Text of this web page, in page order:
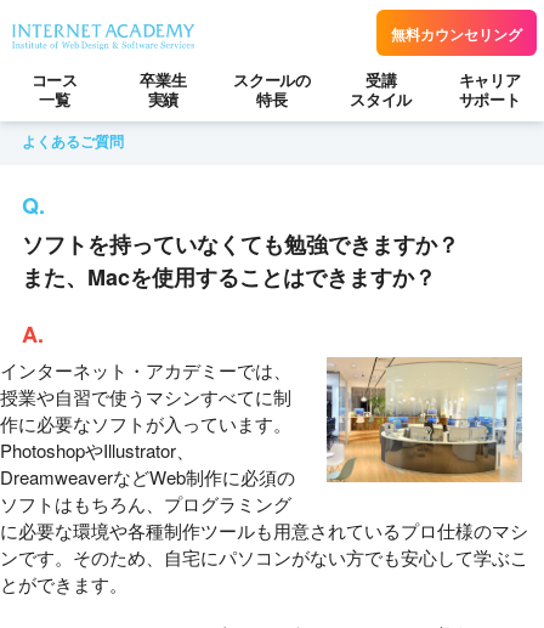
無料カウンセリング
コース
一覧
卒業生
実績
スクールの
特長
受講
スタイル
キャリア
サポート
よくあるご質問
ソフトを持っていなくても勉強できますか？
また、Macを使用することはできますか？
インターネット・アカデミーでは、
授業や自習で使うマシンすべてに制
作に必要なソフトが入っています。
PhotoshopやIllustrator、
DreamweaverなどWeb制作に必須の
ソフトはもちろん、プログラミング
に必要な環境や各種制作ツールも用意されているプロ仕様のマシ
ンです。そのため、自宅にパソコンがない方でも安心して学ぶこ
とができます。